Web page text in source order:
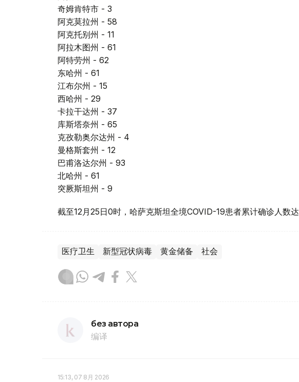
奇姆肯特市 - 3
阿克莫拉州 - 58
阿克托别州 - 11
阿拉木图州 - 61
阿特劳州 - 62
东哈州 - 61
江布尔州 - 15
西哈州 - 29
卡拉干达州 - 37
库斯塔奈州 - 65
克孜勒奥尔达州 - 4
曼格斯套州 - 12
巴甫洛达尔州 - 93
北哈州 - 61
突厥斯坦州 - 9
截至12月25日0时，哈萨克斯坦全境COVID-19患者累计确诊人数达
医疗卫生 新型冠状病毒 黄金储备 社会
без автора
编译
15:13, 07 8月 2026